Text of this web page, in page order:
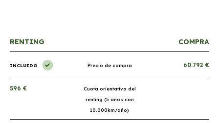
RENTING COMPRA
INCLUIDO Precio de compra 60.792 €
596 €
Cuota orientativa del
renting (5 años con
10.000km/año)